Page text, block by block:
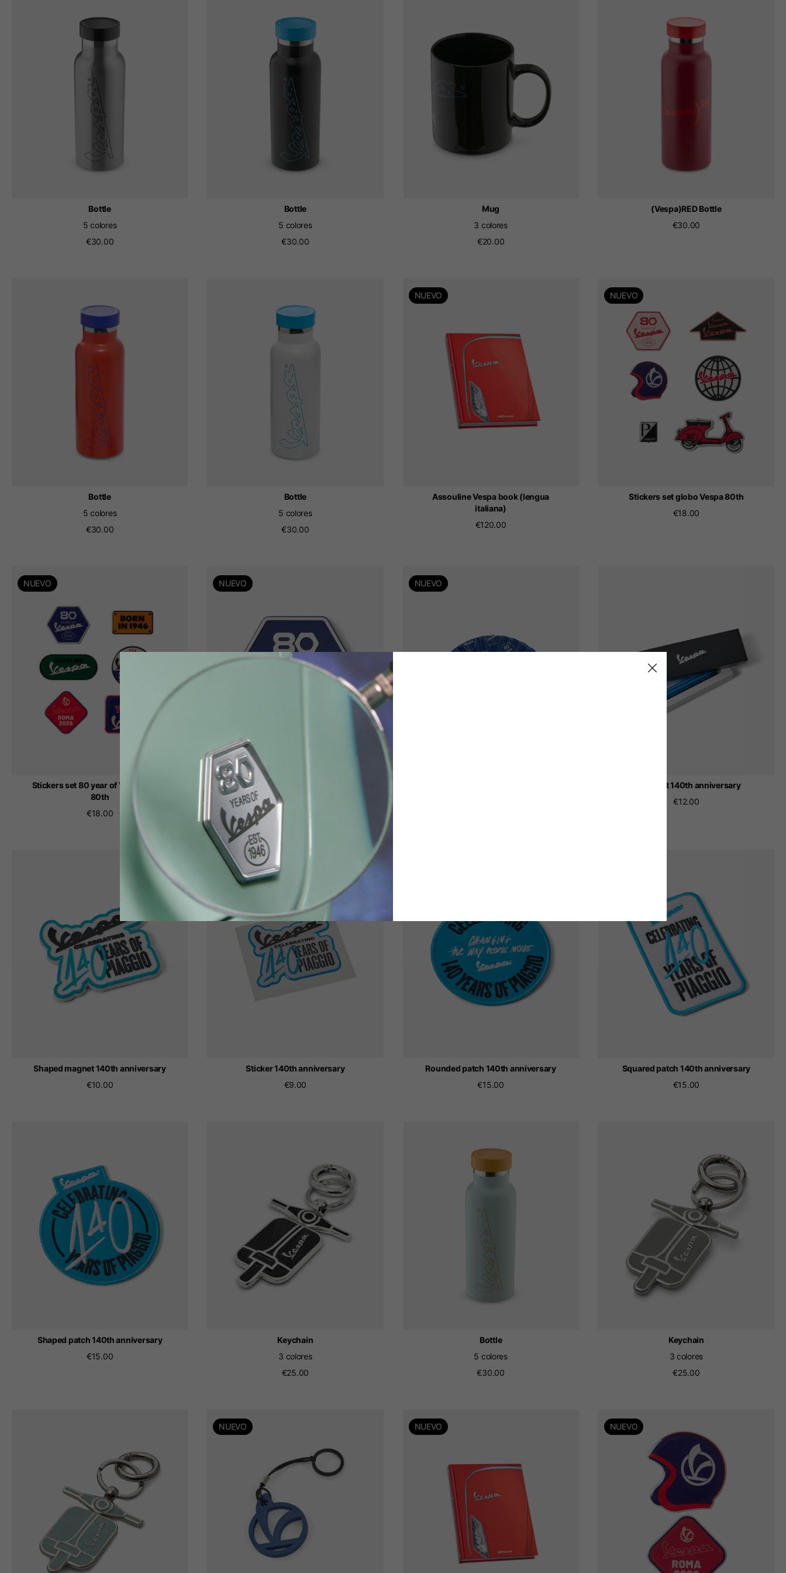
Bottle
5 colores
€30.00
Bottle
5 colores
€30.00
Mug
3 colores
€20.00
(Vespa)RED Bottle
€30.00
Bottle
5 colores
€30.00
Bottle
5 colores
€30.00
NUEVO
Assouline Vespa book (lengua
italiana)
€120.00
NUEVO
Stickers set globo Vespa 80th
€18.00
NUEVO
Stickers set 80 year of Vespa Vespa
80th
€18.00
NUEVO
Gum magnet Vespa 80th
NUEVO
Pencil set 140th anniversary
€12.00
Shaped magnet 140th anniversary
€10.00
Sticker 140th anniversary
€9.00
Rounded patch 140th anniversary
€15.00
Squared patch 140th anniversary
€15.00
Shaped patch 140th anniversary
€15.00
Keychain
3 colores
€25.00
Bottle
5 colores
€30.00
Keychain
3 colores
€25.00
NUEVO NUEVO NUEVO